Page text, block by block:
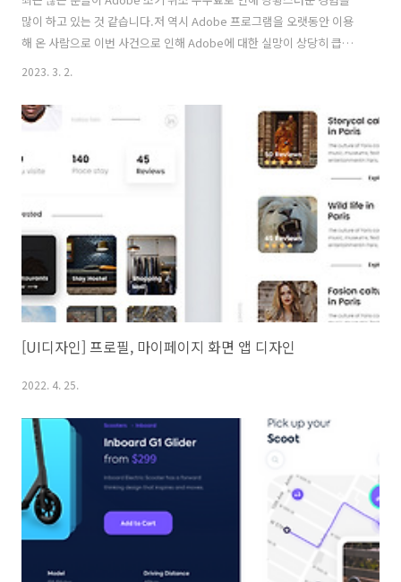
많이 하고 있는 것 같습니다.저 역시 Adobe 프로그램을 오랫동안 이용
해 온 사람으로 이번 사건으로 인해 Adobe에 대한 실망이 상당히 큽니
다. 체험 기간 1달 이용 후 자동 결제된 금액을 보고 구독 해지를 하려 했
만 이용했음에도 보이지도 않게 적어둔 위약금으로 인해비용을 청구당
하는 일이 너무 황당하고 부당하게 느껴졌습니다. 일단 저의 경우를 요
약하면Adobe Stock 1달 무료 체험 후 → 첫 달 37,400원 결제 → 해지
시도 → 12개월 구독 시 3개월 무료 플랜으로 변경 (회유당함) → 3개월
2023. 3. 2.
[UI디자인] 프로필, 마이페이지 화면 앱 디자인
2022. 4. 25.